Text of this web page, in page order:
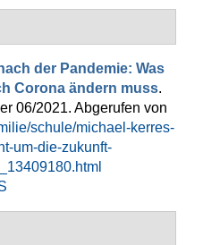
der Pandemie: Was
Corona ändern muss.
06/2021. Abgerufen von
schule/michael-kerres-
um-die-zukunft-